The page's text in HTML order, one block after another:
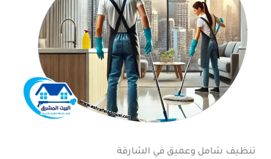
تنظيف شامل وعميق في الشارقة